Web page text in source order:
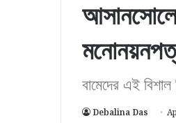
আসানসোলে
বামেদের এই
Debalina Das